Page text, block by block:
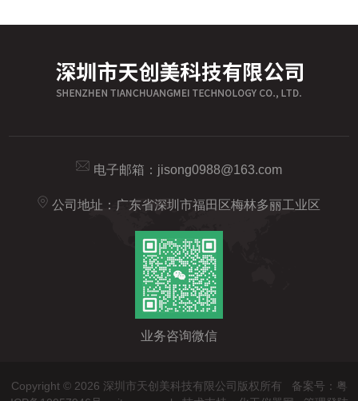
电子邮箱： jisong0988@163.com
公司地址：广东省深圳市福田区梅林多丽工业区
业务咨询微信
Copyright © 2026 深圳市天创美科技有限公司版权所有 备案号：粤